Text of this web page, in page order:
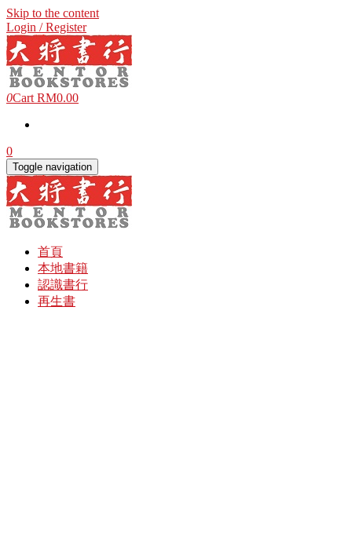
Skip to the content
Login / Register
0Cart RM0.00
0
Toggle navigation
首頁
本地書籍
認識書行
再生書